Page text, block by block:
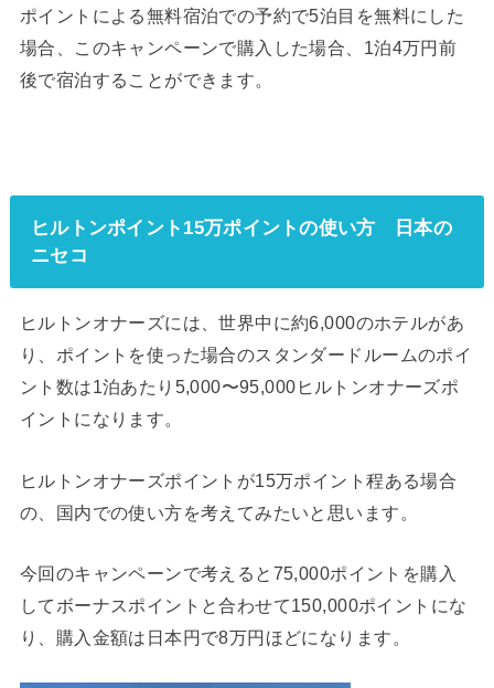
ポイントによる無料宿泊での予約で5泊目を無料にした
場合、このキャンペーンで購入した場合、1泊4万円前
後で宿泊することができます。
ヒルトンポイント15万ポイントの使い方 日本の
ニセコ
ヒルトンオナーズには、世界中に約6,000のホテルがあ
り、ポイントを使った場合のスタンダードルームのポイ
ント数は1泊あたり5,000〜95,000ヒルトンオナーズポ
イントになります。
ヒルトンオナーズポイントが15万ポイント程ある場合
の、国内での使い方を考えてみたいと思います。
今回のキャンペーンで考えると75,000ポイントを購入
してボーナスポイントと合わせて150,000ポイントにな
り、購入金額は日本円で8万円ほどになります。